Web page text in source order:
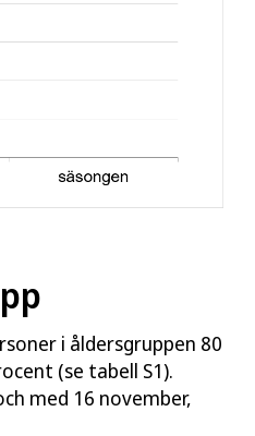
i åldersgruppen 80
(se tabell S1).
med 16 november,